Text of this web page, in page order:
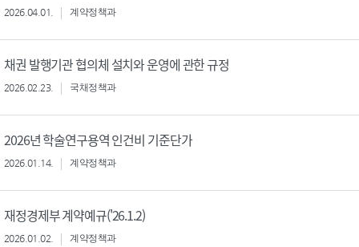
2026.04.01. 계약정책과
채권 발행기관 협의체 설치와 운영에 관한 규정
2026.02.23. 국채정책과
2026년 학술연구용역 인건비 기준단가
2026.01.14. 계약정책과
재정경제부 계약예규('26.1.2)
2026.01.02. 계약정책과